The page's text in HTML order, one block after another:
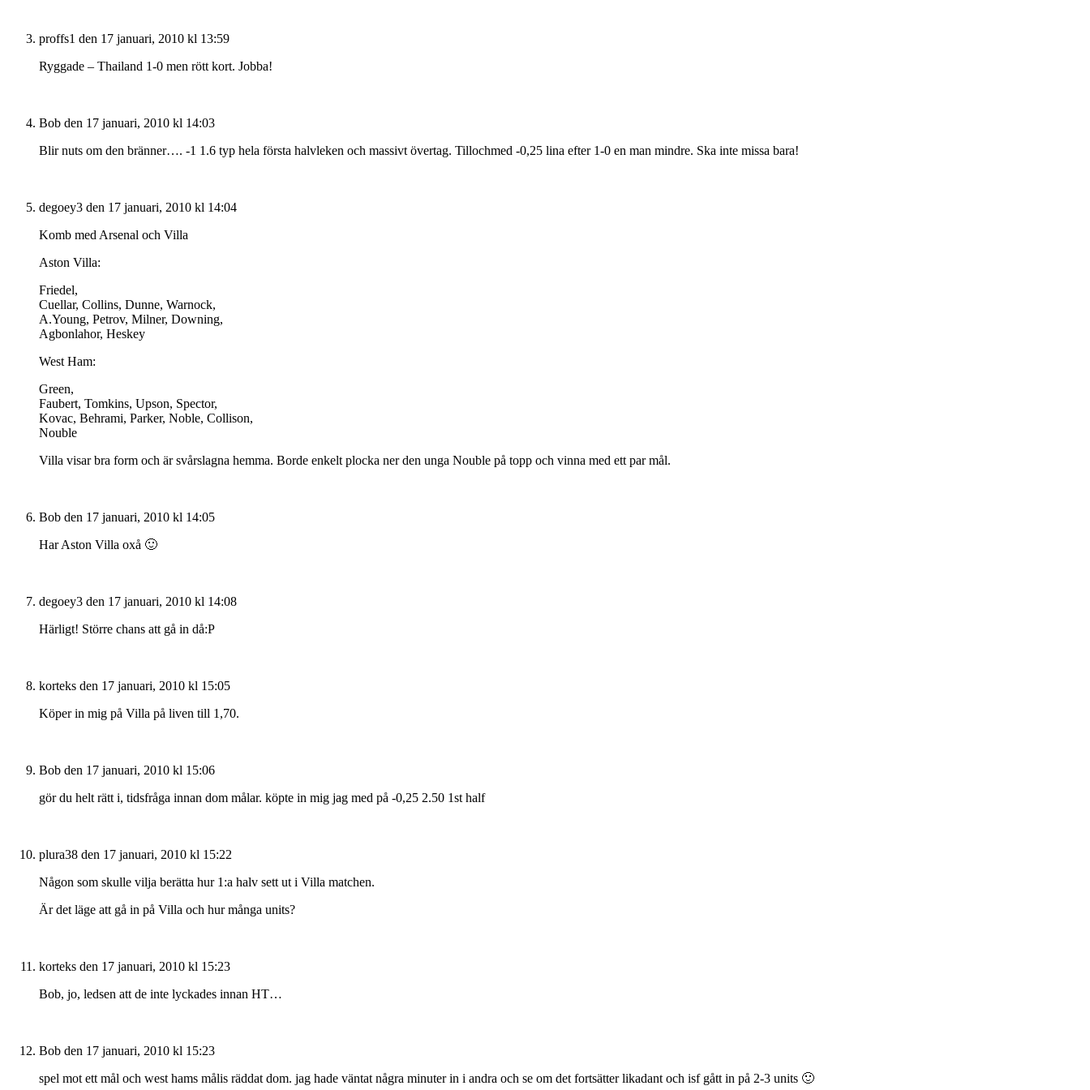
proffs1 den 17 januari, 2010 kl 13:59
Ryggade – Thailand 1-0 men rött kort. Jobba!
Bob den 17 januari, 2010 kl 14:03
Blir nuts om den bränner…. -1 1.6 typ hela första halvleken och massivt övertag. Tillochmed -0,25 lina efter 1-0 en man mindre. Ska inte missa bara!
degoey3 den 17 januari, 2010 kl 14:04
Komb med Arsenal och Villa
Aston Villa:
Friedel,
Cuellar, Collins, Dunne, Warnock,
A.Young, Petrov, Milner, Downing,
Agbonlahor, Heskey
West Ham:
Green,
Faubert, Tomkins, Upson, Spector,
Kovac, Behrami, Parker, Noble, Collison,
Nouble
Villa visar bra form och är svårslagna hemma. Borde enkelt plocka ner den unga Nouble på topp och vinna med ett par mål.
Bob den 17 januari, 2010 kl 14:05
Har Aston Villa oxå 🙂
degoey3 den 17 januari, 2010 kl 14:08
Härligt! Större chans att gå in då:P
korteks den 17 januari, 2010 kl 15:05
Köper in mig på Villa på liven till 1,70.
Bob den 17 januari, 2010 kl 15:06
gör du helt rätt i, tidsfråga innan dom målar. köpte in mig jag med på -0,25 2.50 1st half
plura38 den 17 januari, 2010 kl 15:22
Någon som skulle vilja berätta hur 1:a halv sett ut i Villa matchen.
Är det läge att gå in på Villa och hur många units?
korteks den 17 januari, 2010 kl 15:23
Bob, jo, ledsen att de inte lyckades innan HT…
Bob den 17 januari, 2010 kl 15:23
spel mot ett mål och west hams målis räddat dom. jag hade väntat några minuter in i andra och se om det fortsätter likadant och isf gått in på 2-3 units 🙂